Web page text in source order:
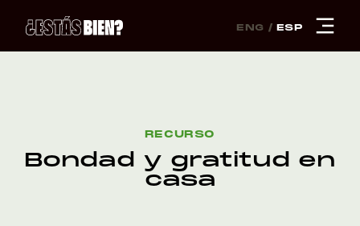
ENG ESP
RECURSO
Bondad y gratitud en
casa